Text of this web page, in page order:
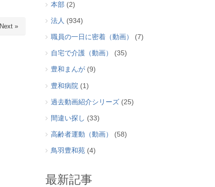
Next »
本部 (2)
法人 (934)
職員の一日に密着（動画） (7)
自宅で介護（動画） (35)
豊和まんが(9)
豊和病院 (1)
過去動画紹介シリーズ(25)
間違い探し (33)
高齢者運動（動画） (58)
鳥羽豊和苑(4)
最新記事